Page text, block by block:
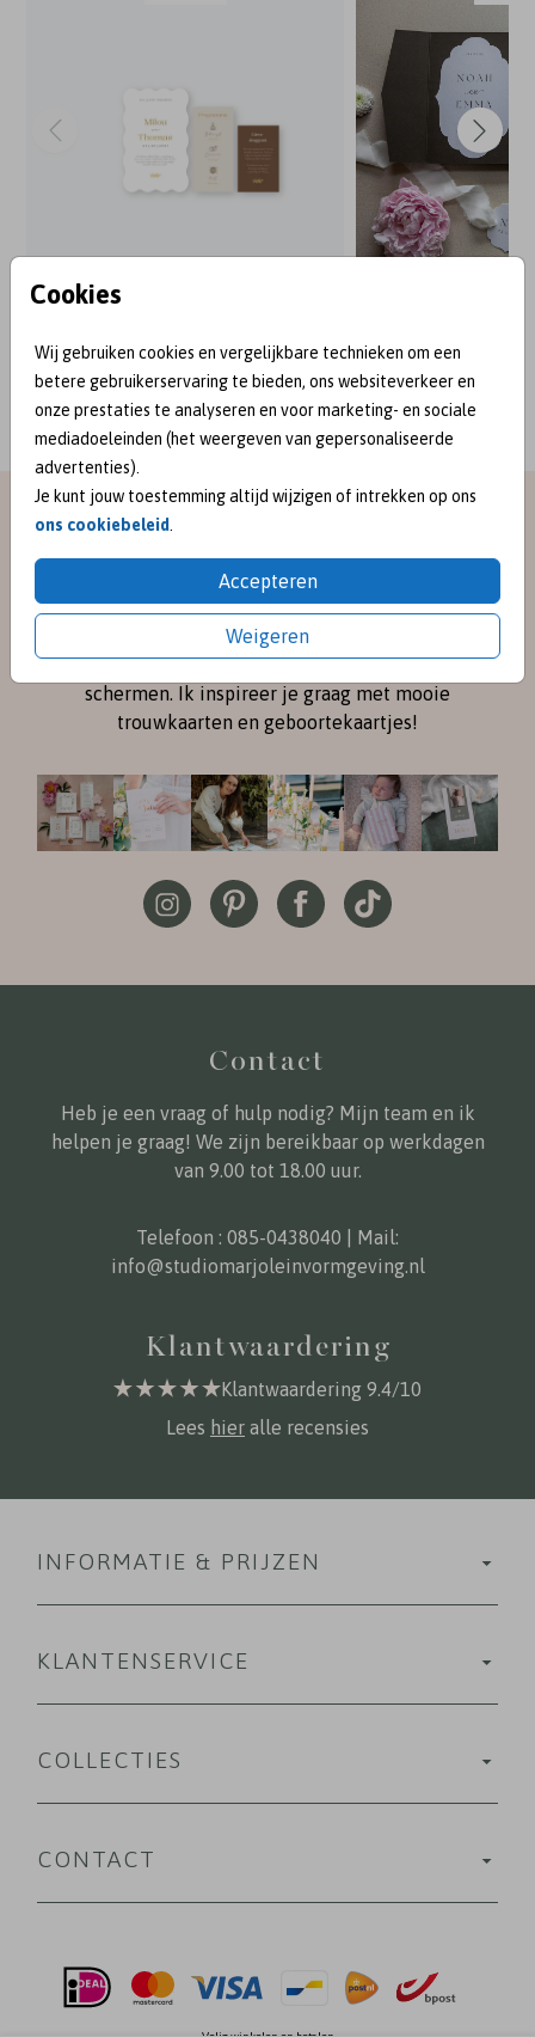
Cookies
Wij gebruiken cookies en vergelijkbare technieken om een
betere gebruikerservaring te bieden, ons websiteverkeer en
onze prestaties te analyseren en voor marketing- en sociale
mediadoeleinden (het weergeven van gepersonaliseerde
advertenties).
Je kunt jouw toestemming altijd wijzigen of intrekken op ons
ons cookiebeleid
Accepteren
Weigeren
BEKEND VAN:
meet me on
SOCIAL MEDIA
Instagramen
nieuwste ontwerpen en een kijkje achter de
schermen. Ik inspireer je graag met mooie
trouwkaarten en geboortekaartjes!
Contact
Heb je een vraag of hulp nodig? Mijn team en ik
helpen je graag! We zijn bereikbaar op werkdagen
van 9.00 tot 18.00 uur.
Telefoon : 085-0438040 | Mail:
info@studiomarjoleinvormgeving.nl
Klantwaardering
Klantwaardering 9.4/10
Lees hier alle recensies
INFORMATIE & PRIJZEN
KLANTENSERVICE
COLLECTIES
CONTACT